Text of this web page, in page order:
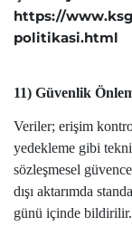
https://
politikasi.html
11) Güvenlik
Veriler; erişim
yedekleme gibi
sözleşmesel
dışı aktarımda
günü içinde bildirilir.